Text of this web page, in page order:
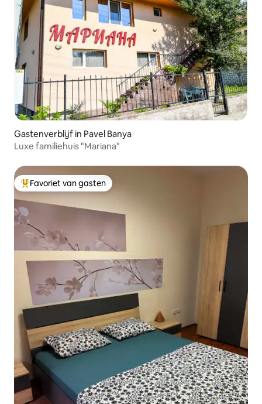
Gastenverblijf in Pavel Banya
Luxe familiehuis "Mariana"
Topfavoriet van gasten
Favoriet van gasten